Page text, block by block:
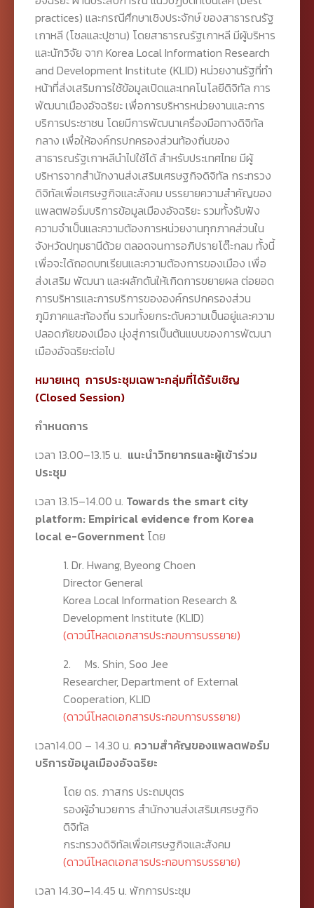
practices) และกรณีศึกษาเชิงประจักษ์ ของสาธารณรัฐ
เกาหลี (โซลและปูซาน) โดยสาธารณรัฐเกาหลี มีผู้บริหาร
และนักวิจัย จาก Korea Local Information Research
and Development Institute (KLID) หน่วยงานรัฐที่ทำ
หน้าที่ส่งเสริมการใช้ข้อมูลเปิดและเทคโนโลยีดิจิทัล การ
พัฒนาเมืองอัจฉริยะ เพื่อการบริหารหน่วยงานและการ
บริการประชาชน โดยมีการพัฒนาเครื่องมือทางดิจิทัล
กลาง เพื่อให้องค์กรปกครองส่วนท้องถิ่นของ
สาธารณรัฐเกาหลีนำไปใช้ได้ สำหรับประเทศไทย มีผู้
บริหารจากสำนักงานส่งเสริมเศรษฐกิจดิจิทัล กระทรวง
ดิจิทัลเพื่อเศรษฐกิจและสังคม บรรยายความสำคัญของ
แพลตฟอร์มบริการข้อมูลเมืองอัจฉริยะ รวมทั้งรับฟัง
ความจำเป็นและความต้องการหน่วยงานทุกภาคส่วนใน
จังหวัดปทุมธานีด้วย ตลอดจนการอภิปรายโต๊ะกลม ทั้งนี้
เพื่อจะได้ถอดบทเรียนและความต้องการของเมือง เพื่อ
ส่งเสริม พัฒนา และผลักดันให้เกิดการขยายผล ต่อยอด
การบริหารและการบริการขององค์กรปกครองส่วน
ภูมิภาคและท้องถิ่น รวมทั้งยกระดับความเป็นอยู่และความ
ปลอดภัยของเมือง มุ่งสู่การเป็นต้นแบบของการพัฒนา
เมืองอัจฉริยะต่อไป
หมายเหตุ การประชุมเฉพาะกลุ่มที่ได้รับเชิญ
(Closed Session)
กำหนดการ
เวลา 13.00–13.15 น. แนะนำวิทยากรและผู้เข้าร่วม
ประชุม
เวลา 13.15–14.00 น. Towards the smart city
platform: Empirical evidence from Korea
local e-Government โดย
1. Dr. Hwang, Byeong Choen
Director General
Korea Local Information Research &
Development Institute (KLID)
(ดาวน์โหลดเอกสารประกอบการบรรยาย)
2. Ms. Shin, Soo Jee
Researcher, Department of External
Cooperation, KLID
(ดาวน์โหลดเอกสารประกอบการบรรยาย)
เวลา14.00 – 14.30 น. ความสำคัญของแพลตฟอร์ม
บริการข้อมูลเมืองอัจฉริยะ
โดย ดร. ภาสกร ประถมบุตร
รองผู้อำนวยการ สำนักงานส่งเสริมเศรษฐกิจ
ดิจิทัล
กระทรวงดิจิทัลเพื่อเศรษฐกิจและสังคม
(ดาวน์โหลดเอกสารประกอบการบรรยาย)
เวลา 14.30–14.45 น. พักการประชุม